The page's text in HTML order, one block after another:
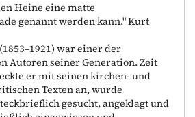
Heine eine matte
genannt werden kann." Kurt
war einer der
Autoren seiner Generation. Zeit
er mit seinen kirchen- und
Texten an, wurde
gesucht, angeklagt und